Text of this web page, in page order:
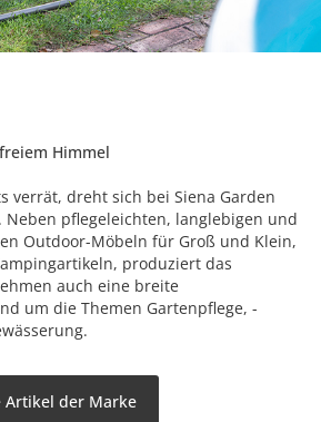
Himmel
verrät, dreht sich bei Siena Garden
Neben pflegeleichten, langlebigen und
Outdoor-Möbeln für Groß und Klein,
produziert das
auch eine breite
um die Themen Gartenpflege, -
Artikel der Marke